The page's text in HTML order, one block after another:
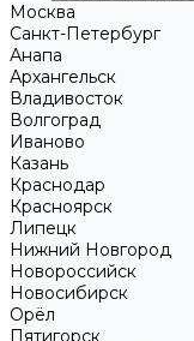
Москва
Санкт-Петербург
Анапа
Архангельск
Владивосток
Волгоград
Иваново
Казань
Краснодар
Красноярск
Липецк
Нижний Новгород
Новороссийск
Новосибирск
Орёл
Пятигорск